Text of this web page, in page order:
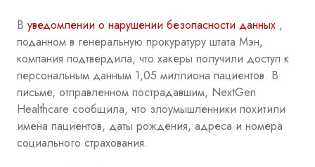
В уведомлении о нарушении безопасности данных ,
поданном в генеральную прокуратуру штата Мэн,
компания подтвердила, что хакеры получили доступ к
персональным данным 1,05 миллиона пациентов. В
письме, отправленном пострадавшим, NextGen
Healthcare сообщила, что злоумышленники похитили
имена пациентов, даты рождения, адреса и номера
социального страхования.